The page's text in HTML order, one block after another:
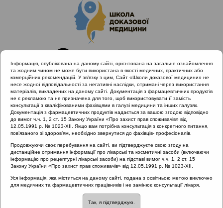
Головна
Матеріали за МКХ-11
24 Фактори, що впливають на стан здоров'я населення та
звертання до закладів охорони здоров'я
Значення доказової медицини у практичній діяльності лікаря
Значення доказової
медицини у практичній
Інформація, опублікована на даному сайті, орієнтована на загальне ознайомлення
та жодним чином не може бути використана в якості медичних, практичних або
комерційних рекомендацій. У зв’язку з цим, Сайт «Школи доказової медицини» не
несе жодної відповідальності за негативні наслідки, отримані через використання
матеріалів, викладених на даному сайті. Документація з фармацевтичних продуктів
не є рекламою та не призначена для того, щоб використовувати її замість
консультації з кваліфікованими фахівцями в галузі медицини та інших галузях.
Документація з фармацевтичних продуктів надається за вашою згодою відповідно
до вимог ч.ч. 1, 2 ст. 15 Закону України «Про захист прав споживачів» від
12.05.1991 р. № 1023-XII. Якщо вам потрібна консультація з конкретного питання,
пов’язаного зі здоров’ям, необхідно звернутися до фахівців- професіоналів.
Продовжуючи своє перебування на сайті, ви підтверджуєте свою згоду на
дистанційне отримання інформації про лікарські та косметичні засоби (включаючи
інформацію про рецептурні лікарські засоби) на підставі вимог ч.ч. 1, 2 ст. 15
Закону України «Про захист прав споживачів» від 12.05.1991 р. № 1023-XII.
Уся інформація, яка міститься на даному сайті, подана з освітньою метою виключно
для медичних та фармацевтичних працівників і не замінює консультації лікаря.
Так, я підтверджую.